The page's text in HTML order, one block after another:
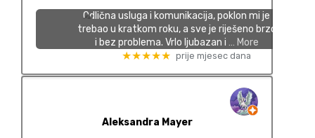
Odlična usluga i komunikacija, poklon mi je
trebao u kratkom roku, a sve je riješeno brzo
i bez problema. Vrlo ljubazan i … More
★★★★★ prije mjesec dana
Aleksandra Mayer